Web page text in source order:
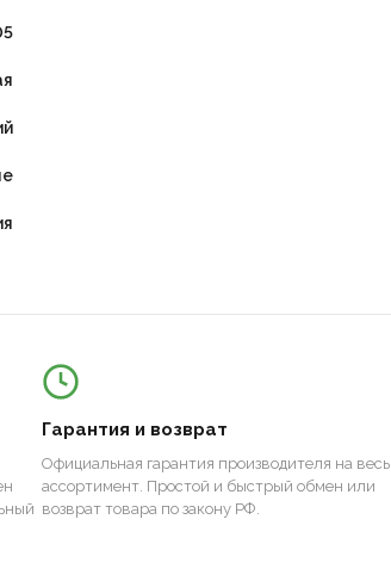
Гарантия и возврат
Официальная гарантия производителя на весь
ассортимент. Простой и быстрый обмен или
возврат товара по закону РФ.